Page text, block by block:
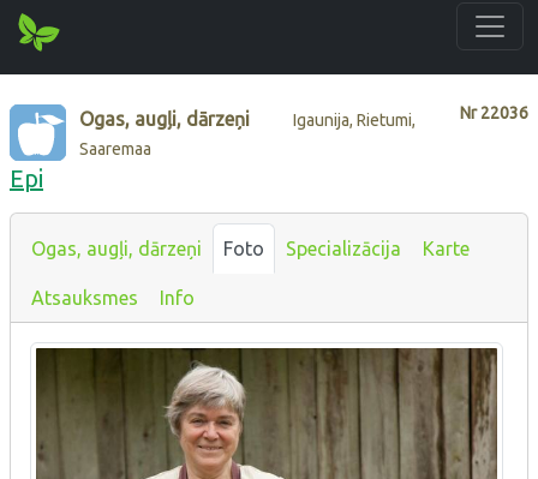
Nr22036
Ogas, augļi, dārzeņi
Igaunija, Rietumi,
Saaremaa
Epi
Ogas, augļi, dārzeņi Foto Specializācija Karte
Atsauksmes Info